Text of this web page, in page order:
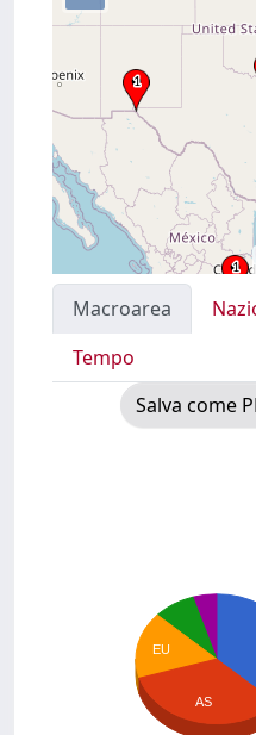
Macroarea
Tempo
Salva come
EU
AS